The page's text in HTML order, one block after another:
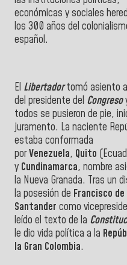
económicas y sociales
los 300 años del
español.
El Libertadortomó asiento
del presidente del Congreso
todos se pusieron de pie,
juramento. La naciente
estaba conformada
porVenezuela, Quito
y Cundinamarca, nombre
la Nueva Granada. Tras un
la posesión de Francisco de
Santander como
leído el texto de la
le dio vida política a la
la Gran Colombia.